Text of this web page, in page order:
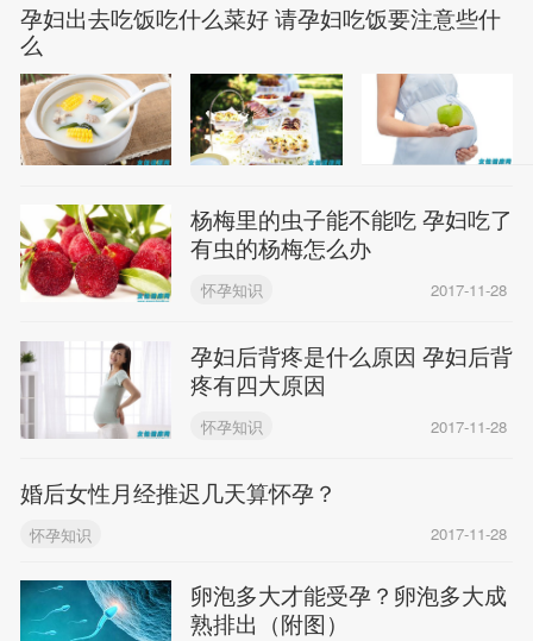
孕妇出去吃饭吃什么菜好 请孕妇吃饭要注意些什
么
杨梅里的虫子能不能吃 孕妇吃了
有虫的杨梅怎么办
怀孕知识 2017-11-28
孕妇后背疼是什么原因 孕妇后背
疼有四大原因
怀孕知识 2017-11-28
婚后女性月经推迟几天算怀孕？
怀孕知识 2017-11-28
卵泡多大才能受孕？卵泡多大成
熟排出（附图）